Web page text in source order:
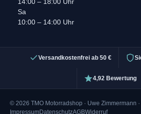
Sa
10:00 – 14:00 Uhr
Versandkostenfrei ab 50 €
4,92 Bewertung
© 2026 TMO Motorradshop · Uwe Zimmermann
ImpressumDatenschutzAGBWiderruf